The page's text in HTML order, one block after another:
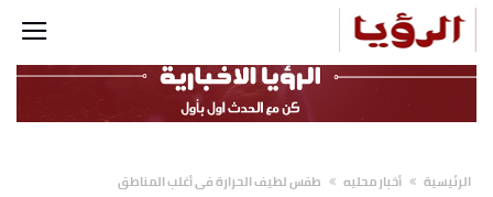
‫الرئيسية‬ أخبار محليه طقس لطيف الحرارة في أغلب المناطق